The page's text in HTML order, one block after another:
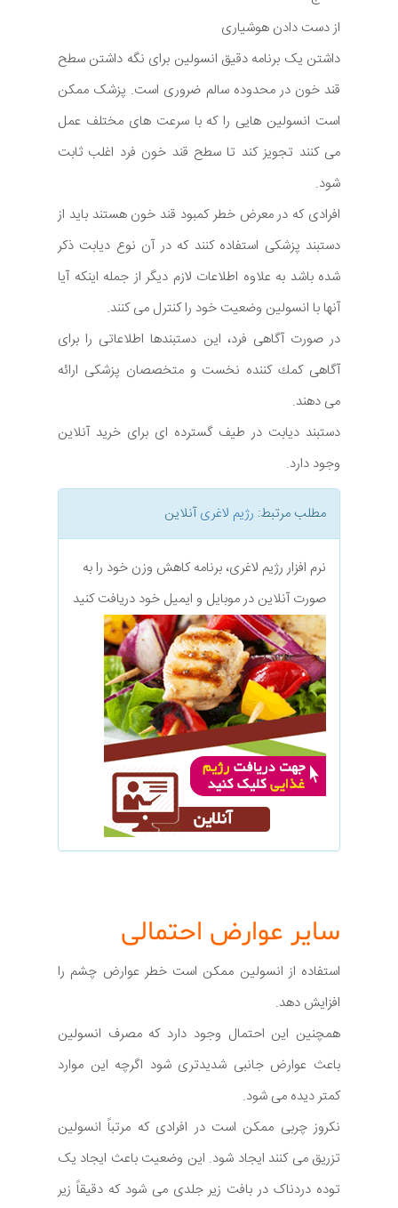
از دست دادن هوشیاری
داشتن یک برنامه دقیق انسولین برای نگه داشتن سطح
قند خون در محدوده سالم ضروری است. پزشک ممکن
است انسولین هایی را که با سرعت های مختلف عمل
می کنند تجویز کند تا سطح قند خون فرد اغلب ثابت
شود.
افرادی که در معرض خطر کمبود قند خون هستند باید از
دستبند پزشکی استفاده کنند که در آن نوع دیابت ذکر
شده باشد به علاوه اطلاعات لازم دیگر از جمله اینکه آیا
آنها با انسولین وضعیت خود را کنترل می کنند.
در صورت آگاهی فرد، این دستبندها اطلاعاتی را برای
آگاهی كمك کننده نخست و متخصصان پزشکی ارائه
می دهند.
دستبند دیابت در طیف گسترده ای برای خرید آنلاین
وجود دارد.
مطلب مرتبط: رژیم لاغریآنلاین
نرم افزار رژیم لاغری، برنامه کاهش وزن خود را به
صورت آنلاین در موبایل و ایمیل خود دریافت کنید
سایر عوارض احتمالی
استفاده از انسولین ممکن است خطر عوارض چشم را
افزایش دهد.
همچنین این احتمال وجود دارد که مصرف انسولین
باعث عوارض جانبی شدیدتری شود اگرچه این موارد
کمتر دیده می شود.
نکروز چربی ممکن است در افرادی که مرتباً انسولین
تزریق می کنند ایجاد شود. این وضعیت باعث ایجاد یک
توده دردناک در بافت زیر جلدی می شود که دقیقاً زیر